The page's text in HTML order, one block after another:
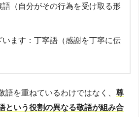
語（自分がその行為を受け取る形
います：丁寧語（感謝を丁寧に伝
語を重ねているわけではなく、 尊
という役割の異なる敬語が組み合